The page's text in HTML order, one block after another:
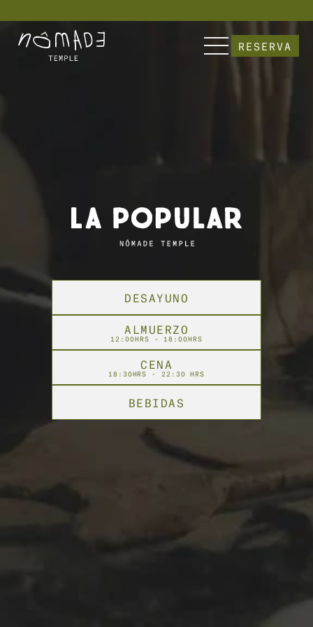
DESAYUNO
ALMUERZO
12:00HRS - 18:00HRS
CENA
18:30HRS - 22:30 HRS
BEBIDAS
RESERVA